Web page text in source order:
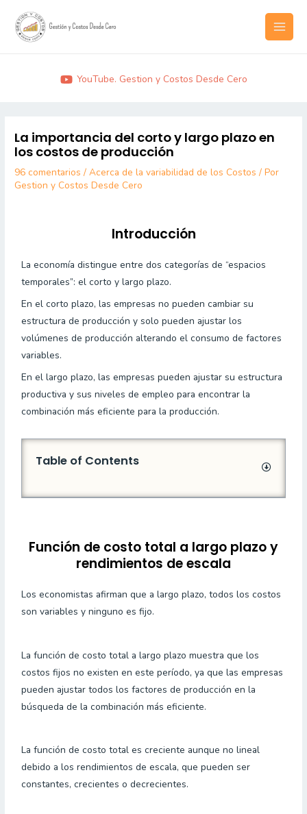
contenido
YouTube. Gestion y Costos Desde Cero
La importancia del corto y largo plazo en
los costos de producción
96 comentarios /Acerca de la variabilidad de los Costos / Por
Gestion y Costos Desde Cero
Introducción
La economía distingue entre dos categorías de “espacios
temporales”: el corto y largo plazo.
En el corto plazo, las empresas no pueden cambiar su
estructura de producción y solo pueden ajustar los
volúmenes de producción alterando el consumo de factores
variables.
En el largo plazo, las empresas pueden ajustar su estructura
productiva y sus niveles de empleo para encontrar la
combinación más eficiente para la producción.
Table of Contents
Función de costo total a largo plazo y
rendimientos de escala
Los economistas afirman que a largo plazo, todos los costos
son variables y ninguno es fijo.
La función de costo total a largo plazo muestra que los
costos fijos no existen en este período, ya que las empresas
pueden ajustar todos los factores de producción en la
búsqueda de la combinación más eficiente.
La función de costo total es creciente aunque no lineal
debido a los rendimientos de escala, que pueden ser
constantes, crecientes o decrecientes.